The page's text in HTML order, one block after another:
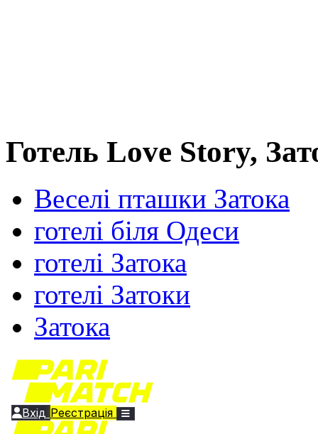
Готель Love Story,
Веселі пташки Затока
готелі біля Одеси
готелі Затока
готелі Затоки
Затока